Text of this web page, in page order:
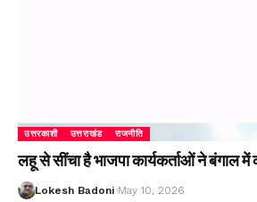
उत्तरकाशी उत्तराखंड राजनीति
लहू से सींचा है भाजपा कार्यकर्ताओं ने बंगाल
Lokesh Badoni May 10, 2026